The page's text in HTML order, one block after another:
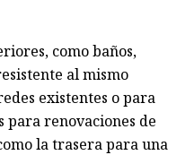
como baños,
al mismo
existentes o para
para renovaciones de
la trasera para una